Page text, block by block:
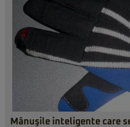
Mânuşile inteligente care